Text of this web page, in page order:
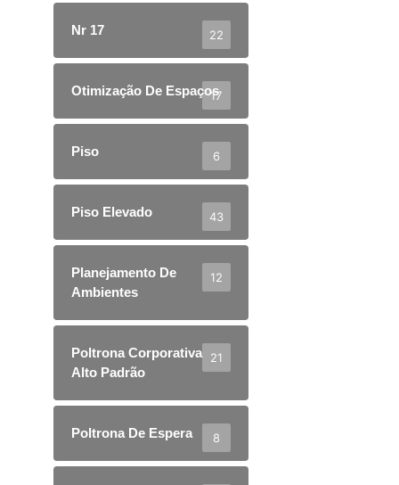
Nr 17 22
Otimização De Espaços
17
Piso 6
Piso Elevado 43
Planejamento De
Ambientes
12
Poltrona Corporativa
Alto Padrão
21
Poltrona De Espera 8